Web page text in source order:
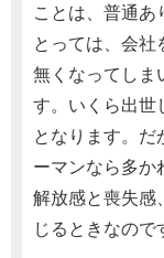
ことは、普通あ
とっては、会社
無くなってしま
す。いくら出世
となります。だ
ーマンなら多か
解放感と喪失感
じるときなので